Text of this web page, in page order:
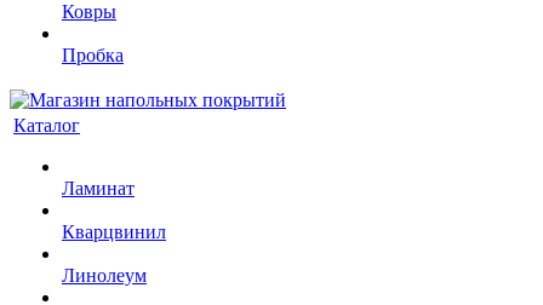
Ковры
Пробка
Каталог
Ламинат
Кварцвинил
Линолеум